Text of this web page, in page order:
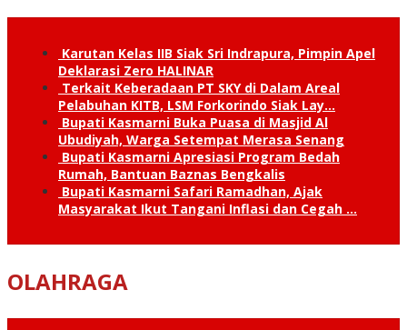
Karutan Kelas IIB Siak Sri Indrapura, Pimpin Apel
Deklarasi Zero HALINAR
Terkait Keberadaan PT SKY di Dalam Areal
Pelabuhan KITB, LSM Forkorindo Siak Lay…
Bupati Kasmarni Buka Puasa di Masjid Al
Ubudiyah, Warga Setempat Merasa Senang
Bupati Kasmarni Apresiasi Program Bedah
Rumah, Bantuan Baznas Bengkalis
Bupati Kasmarni Safari Ramadhan, Ajak
Masyarakat Ikut Tangani Inflasi dan Cegah …
OLAHRAGA